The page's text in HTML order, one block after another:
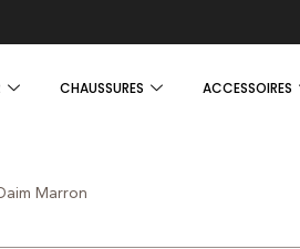
CHAUSSURES ACCESSOIRES
Marron